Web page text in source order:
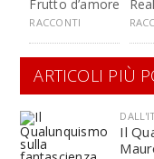
Frutto d’amore
RACCONTI
ARTICOLI PIÙ
Il